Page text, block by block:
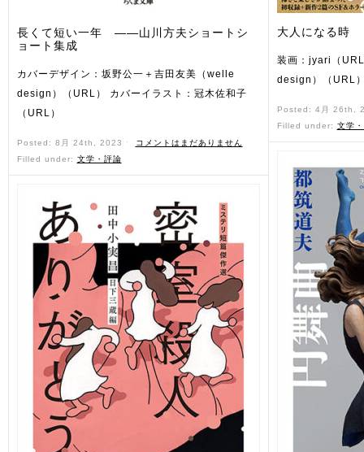
長くて短い一年 ――山川方夫ショートシ
ョート集成
カバーデザイン：坂野公一＋吉田友美（welle
design）（URL） カバーイラスト：冠木佐和子
（URL）
Posted: 8月 24th, 2023 ˑ
コメントはまだありません
Filled under: 文学・評論
大人になる時
装画：jyari（
design）（URL
Posted: 4月 26th,
Filled under: 文学